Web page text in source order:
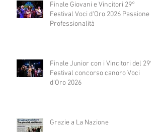
Finale Giovani e Vincitori 29°
Festival Voci d'Oro 2026 Passione e
Professionalità
Finale Junior con i Vincitori del 29°
Festival concorso canoro Voci
d'Oro 2026
Grazie a La Nazione